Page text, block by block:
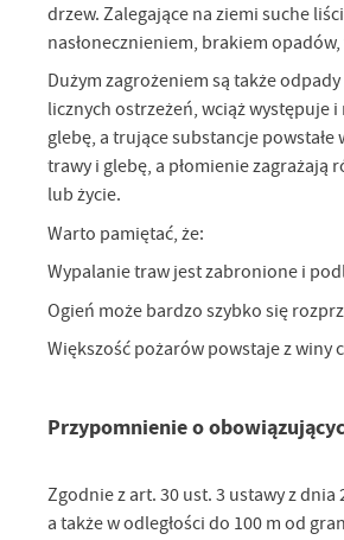
drzew. Zalegające na ziemi suche
nasłonecznieniem, brakiem
Dużym zagrożeniem są także
licznych ostrzeżeń, wciąż występuje
glebę, a trujące substancje
trawy i glebę, a płomienie
lub życie.
Warto pamiętać, że:
Wypalanie traw jest zabronione i
Ogień może bardzo szybko się
Większość pożarów powstaje z winy
Przypomnienie o
Zgodnie z art. 30 ust. 3 ustawy z
a także w odległości do 100 m od